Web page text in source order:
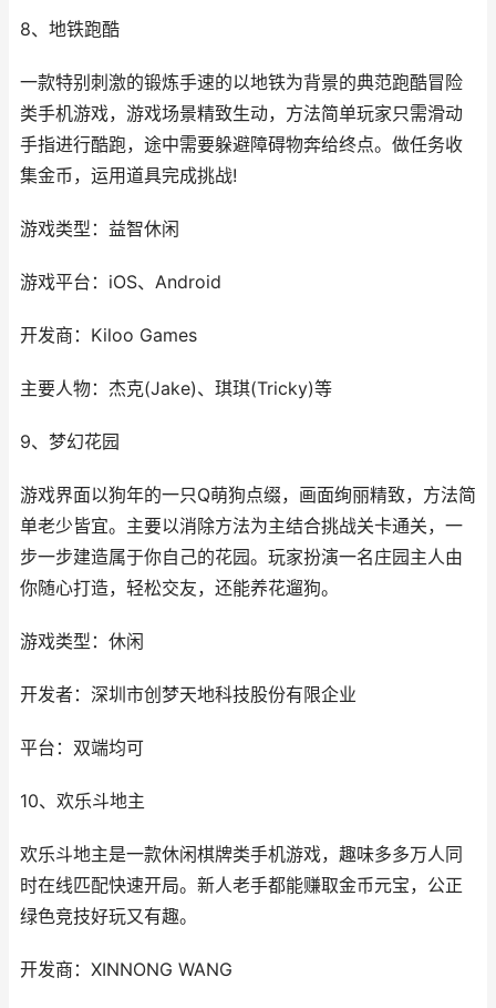
8、地铁跑酷
一款特别刺激的锻炼手速的以地铁为背景的典范跑酷冒险
类手机游戏，游戏场景精致生动，方法简单玩家只需滑动
手指进行酷跑，途中需要躲避障碍物奔给终点。做任务收
集金币，运用道具完成挑战!
游戏类型：益智休闲
游戏平台：iOS、Android
开发商：Kiloo Games
主要人物：杰克(Jake)、琪琪(Tricky)等
9、梦幻花园
游戏界面以狗年的一只Q萌狗点缀，画面绚丽精致，方法简
单老少皆宜。主要以消除方法为主结合挑战关卡通关，一
步一步建造属于你自己的花园。玩家扮演一名庄园主人由
你随心打造，轻松交友，还能养花遛狗。
游戏类型：休闲
开发者：深圳市创梦天地科技股份有限企业
平台：双端均可
10、欢乐斗地主
欢乐斗地主是一款休闲棋牌类手机游戏，趣味多多万人同
时在线匹配快速开局。新人老手都能赚取金币元宝，公正
绿色竞技好玩又有趣。
开发商：XINNONG WANG